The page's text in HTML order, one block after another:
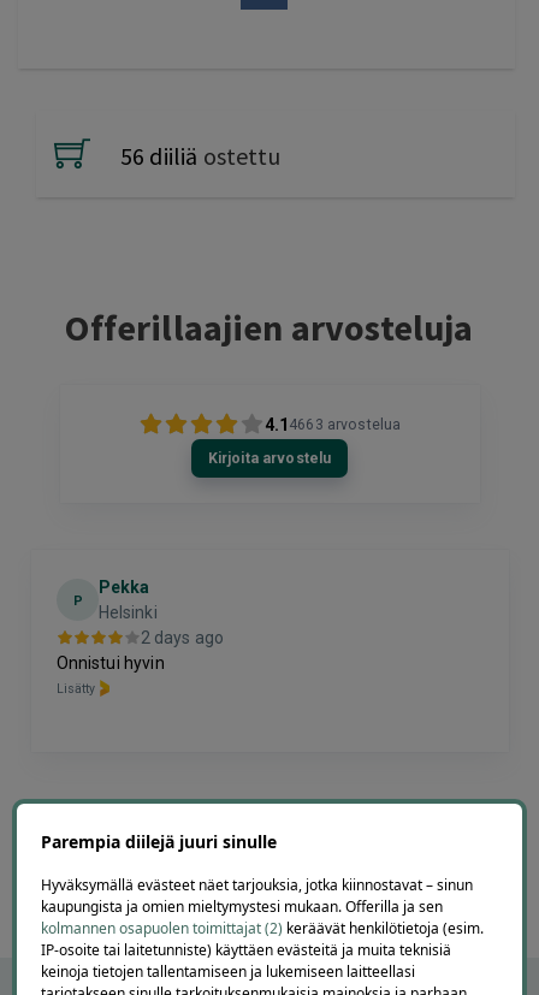
56 diiliä ostettu
Offerillaajien arvosteluja
4.1 4663 arvostelua
Kirjoita arvostelu
P
Pekka
Helsinki
2 days ago
Onnistui hyvin
Lisätty
6
6 / 60
Parempia diilejä juuri sinulle
Hyväksymällä evästeet näet tarjouksia, jotka kiinnostavat – sinun
kaupungista ja omien mieltymystesi mukaan. Offerilla ja sen
kolmannen osapuolen toimittajat (2) keräävät henkilötietoja (esim.
IP-osoite tai laitetunniste) käyttäen evästeitä ja muita teknisiä
keinoja tietojen tallentamiseen ja lukemiseen laitteellasi